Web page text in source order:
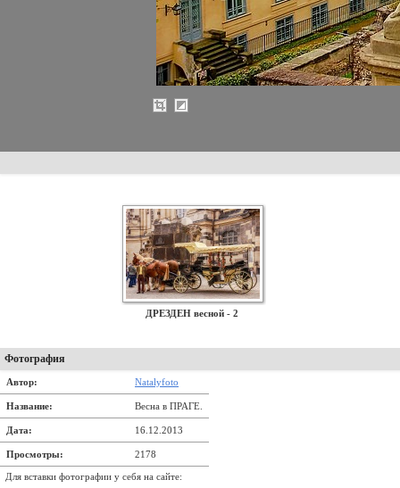
ДРЕЗДЕН весной - 2
Фотография
Автор: Natalyfoto
Название: Весна в ПРАГЕ.
Дата: 16.12.2013
Просмотры: 2178
Для вставки фотографии у себя на сайте: